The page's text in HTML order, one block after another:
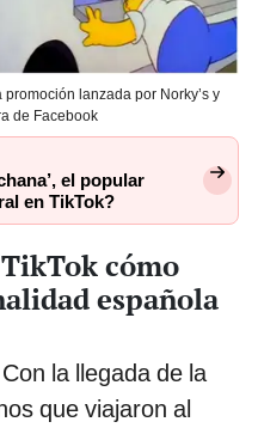
lanzada por Norky’s y
de Facebook
el popular
en TikTok?
cómo
española
la llegada de la
que viajaron al